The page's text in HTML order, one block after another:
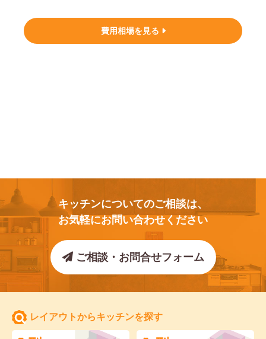
費用相場を見る
キッチンについてのご相談は、
お気軽にお問い合わせください
ご相談・お問合せフォーム
レイアウトからキッチンを探す